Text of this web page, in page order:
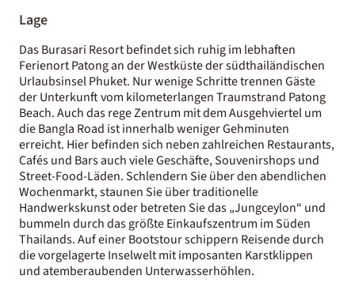
Lage
Das Burasari Resort befindet sich ruhig im lebhaften
Ferienort Patong an der Westküste der südthailändischen
Urlaubsinsel Phuket. Nur wenige Schritte trennen Gäste
der Unterkunft vom kilometerlangen Traumstrand Patong
Beach. Auch das rege Zentrum mit dem Ausgehviertel um
die Bangla Road ist innerhalb weniger Gehminuten
erreicht. Hier befinden sich neben zahlreichen Restaurants,
Cafés und Bars auch viele Geschäfte, Souvenirshops und
Street-Food-Läden. Schlendern Sie über den abendlichen
Wochenmarkt, staunen Sie über traditionelle
Handwerkskunst oder betreten Sie das „Jungceylon“ und
bummeln durch das größte Einkaufszentrum im Süden
Thailands. Auf einer Bootstour schippern Reisende durch
die vorgelagerte Inselwelt mit imposanten Karstklippen
und atemberaubenden Unterwasserhöhlen.